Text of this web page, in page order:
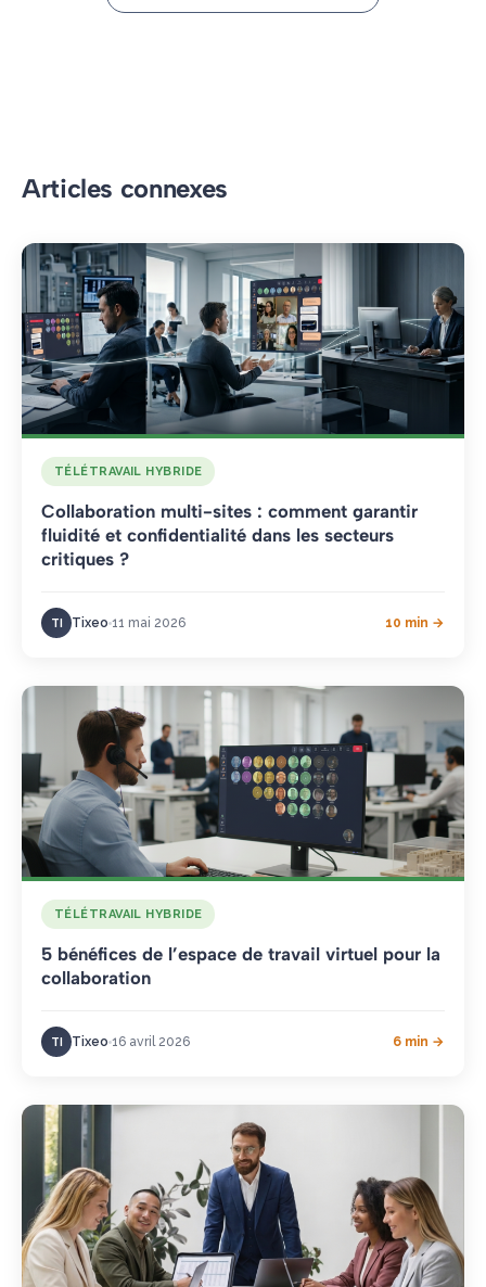
Articles connexes
TÉLÉTRAVAIL HYBRIDE
Collaboration multi-sites : comment garantir
fluidité et confidentialité dans les secteurs
critiques ?
TI Tixeo 11 mai 2026 10 min →
TÉLÉTRAVAIL HYBRIDE
5 bénéfices de l’espace de travail virtuel pour la
collaboration
TI Tixeo 16 avril 2026 6 min →